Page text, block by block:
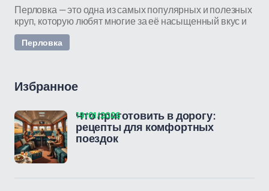
Перловка — это одна из самых популярных и полезных
круп, которую любят многие за её насыщенный вкус и
Перловка
Избранное
Что приготовить в дорогу:
рецепты для комфортных
поездок
19/01/2026